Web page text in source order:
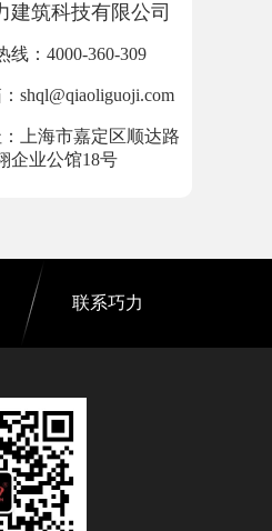
建筑科技有限公司
线：4000-360-309
shql@qiaoliguoji.com
上海市嘉定区顺达路
企业公馆18号
联系巧力